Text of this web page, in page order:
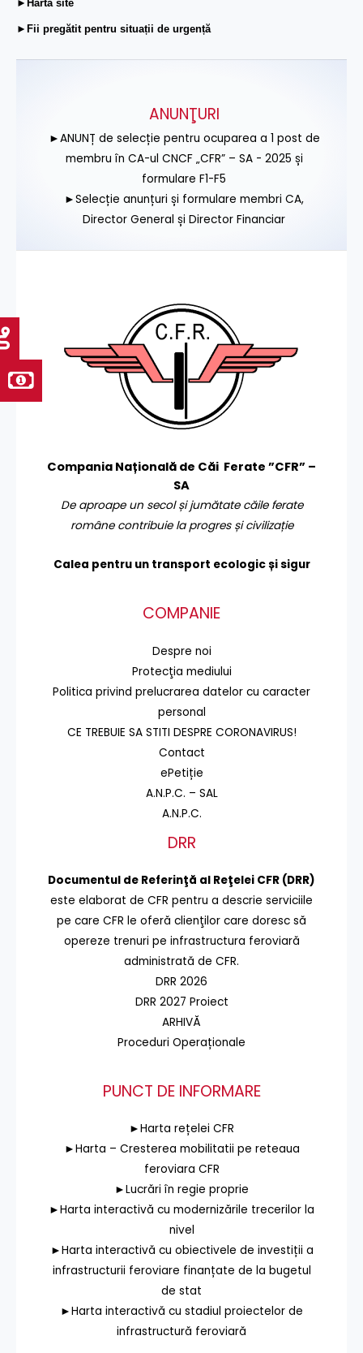
►Hartă site
►Fii pregătit pentru situații de urgență
ANUNŢURI
►ANUNȚ de selecție pentru ocuparea a 1 post de
membru în CA-ul CNCF „CFR” – SA - 2025 și
formulare F1-F5
►Selecție anunțuri și formulare membri CA,
Director General și Director Financiar
Compania Națională de Căi Ferate ”CFR” –
SA
De aproape un secol și jumătate căile ferate
române contribuie la progres și civilizație
Calea pentru un transport ecologic și sigur
COMPANIE
Despre noi
Protecţia mediului
Politica privind prelucrarea datelor cu caracter
personal
CE TREBUIE SA STITI DESPRE CORONAVIRUS!
Contact
ePetiție
A.N.P.C. – SAL
A.N.P.C.
DRR
Documentul de Referinţă al Reţelei CFR (DRR)
este elaborat de CFR pentru a descrie serviciile
pe care CFR le oferă clienţilor care doresc să
opereze trenuri pe infrastructura feroviară
administrată de CFR.
DRR 2026
DRR 2027 Proiect
ARHIVĂ
Proceduri Operaționale
PUNCT DE INFORMARE
►Harta rețelei CFR
►Harta – Cresterea mobilitatii pe reteaua
feroviara CFR
►Lucrări în regie proprie
►Harta interactivă cu modernizările trecerilor la
nivel
►Harta interactivă cu obiectivele de investiții a
infrastructurii feroviare finanțate de la bugetul
de stat
►Harta interactivă cu stadiul proiectelor de
infrastructură feroviară